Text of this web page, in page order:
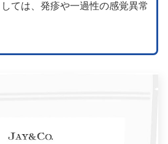
ては、発疹や一過性の感覚異常